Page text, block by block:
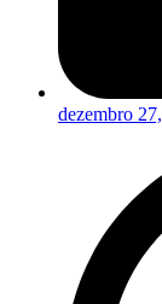
dezembro